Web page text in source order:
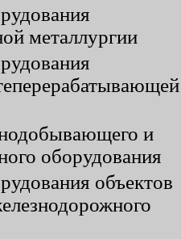
металлургии
и
оборудования
объектов